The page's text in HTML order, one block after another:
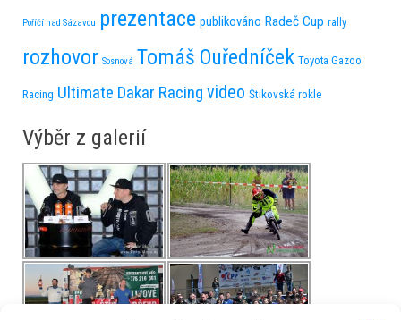
Poříčí nad Sázavou prezentace publikováno Radeč Cup rally
rozhovor Sosnová Tomáš Ouředníček Toyota Gazoo
Racing Ultimate Dakar Racing video Štikovská rokle
Výběr z galerií